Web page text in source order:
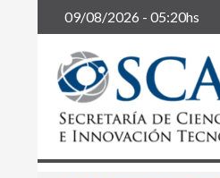
09/08/2026 - 05:20hs
Buscar